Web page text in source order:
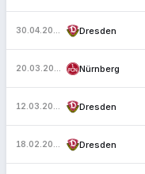
Dresden
Nürnberg
Dresden
Dresden